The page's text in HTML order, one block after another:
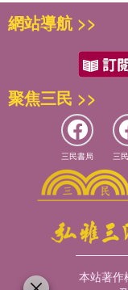
網站導航 >>
聚焦三民 >>
三民書局 三
本站著作